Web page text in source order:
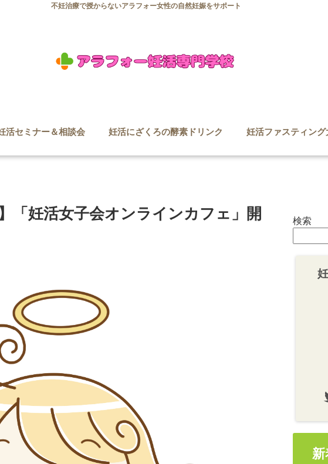
不妊治療で授からないアラフォー女性の自然妊娠をサポート
活セミナー＆相談会 妊活にざくろの酵素ドリンク 妊活ファスティング
「妊活女子会オンラインカフェ」開
検索